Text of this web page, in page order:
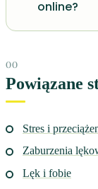
online?
Powiązane
Stres i
Zaburzenia
Lęk i fobie